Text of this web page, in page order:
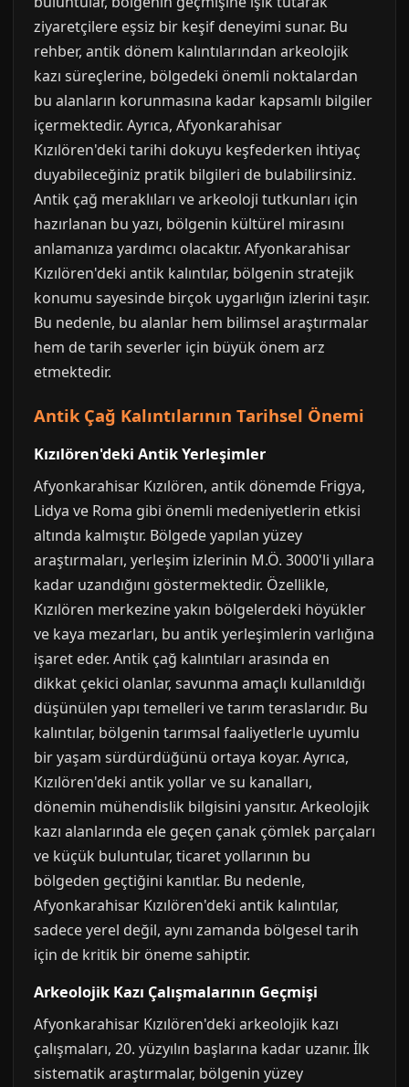
ziyaretçilere eşsiz bir keşif deneyimi sunar. Bu
rehber, antik dönem kalıntılarından arkeolojik
kazı süreçlerine, bölgedeki önemli noktalardan
bu alanların korunmasına kadar kapsamlı bilgiler
içermektedir. Ayrıca, Afyonkarahisar
Kızılören'deki tarihi dokuyu keşfederken ihtiyaç
duyabileceğiniz pratik bilgileri de bulabilirsiniz.
Antik çağ meraklıları ve arkeoloji tutkunları için
hazırlanan bu yazı, bölgenin kültürel mirasını
anlamanıza yardımcı olacaktır. Afyonkarahisar
Kızılören'deki antik kalıntılar, bölgenin stratejik
konumu sayesinde birçok uygarlığın izlerini taşır.
Bu nedenle, bu alanlar hem bilimsel araştırmalar
hem de tarih severler için büyük önem arz
etmektedir.
Antik Çağ Kalıntılarının Tarihsel Önemi
Kızılören'deki Antik Yerleşimler
Afyonkarahisar Kızılören, antik dönemde Frigya,
Lidya ve Roma gibi önemli medeniyetlerin etkisi
altında kalmıştır. Bölgede yapılan yüzey
araştırmaları, yerleşim izlerinin M.Ö. 3000'li yıllara
kadar uzandığını göstermektedir. Özellikle,
Kızılören merkezine yakın bölgelerdeki höyükler
ve kaya mezarları, bu antik yerleşimlerin varlığına
işaret eder. Antik çağ kalıntıları arasında en
dikkat çekici olanlar, savunma amaçlı kullanıldığı
düşünülen yapı temelleri ve tarım teraslarıdır. Bu
kalıntılar, bölgenin tarımsal faaliyetlerle uyumlu
bir yaşam sürdürdüğünü ortaya koyar. Ayrıca,
Kızılören'deki antik yollar ve su kanalları,
dönemin mühendislik bilgisini yansıtır. Arkeolojik
kazı alanlarında ele geçen çanak çömlek parçaları
ve küçük buluntular, ticaret yollarının bu
bölgeden geçtiğini kanıtlar. Bu nedenle,
Afyonkarahisar Kızılören'deki antik kalıntılar,
sadece yerel değil, aynı zamanda bölgesel tarih
için de kritik bir öneme sahiptir.
Arkeolojik Kazı Çalışmalarının Geçmişi
Afyonkarahisar Kızılören'deki arkeolojik kazı
çalışmaları, 20. yüzyılın başlarına kadar uzanır. İlk
sistematik araştırmalar, bölgenin yüzey